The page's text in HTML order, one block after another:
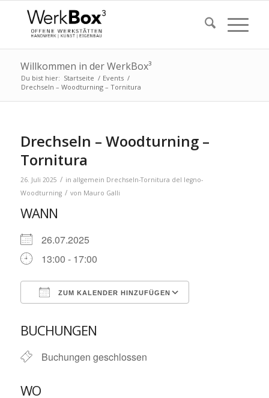
Willkommen in der WerkBox³
Du bist hier: Startseite / Events /
Drechseln – Woodturning – Tornitura
Drechseln – Woodturning –
Tornitura
26. Juli 2025 / in allgemein Drechseln-Tornitura del legno-
Woodturning / von Mauro Galli
WANN
26.07.2025
13:00 - 17:00
ZUM KALENDER HINZUFÜGEN
BUCHUNGEN
Buchungen geschlossen
WO